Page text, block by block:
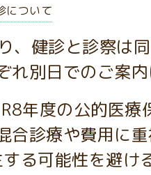
について
、健診と診察は
れ別日でのご案内
年度の公的医療
合診療や費用に
る可能性を避け